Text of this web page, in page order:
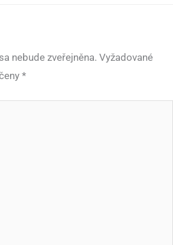
nebude zveřejněna. Vyžadované
*